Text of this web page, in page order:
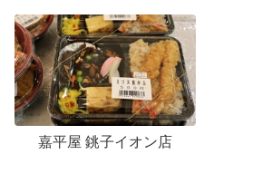
嘉平屋 銚子イオン店